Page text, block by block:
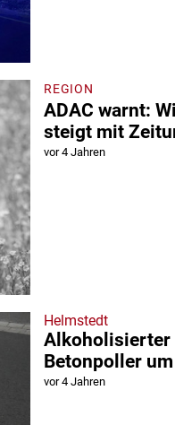
REGION
ADAC warnt:
steigt mit
vor 4 Jahren
Helmstedt
Betonpoller
vor 4 Jahren